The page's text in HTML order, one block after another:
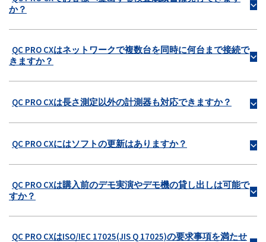
b
か？
b
QC PRO CXはネットワークで複数台を同時に何台まで接続で
きますか？
b
QC PRO CXは長さ測定以外の計測器も対応できますか？
b
QC PRO CXにはソフトの更新はありますか？
b
QC PRO CXは購入前のデモ実演やデモ機の貸し出しは可能で
すか？
QC PRO CXはISO/IEC 17025(JIS Q 17025)の要求事項を満たせ